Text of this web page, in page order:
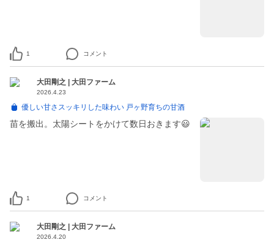
1 コメント
大田剛之 | 大田ファーム
2026.4.23
優しい甘さスッキリした味わい 戸ヶ野育ちの甘酒
苗を搬出。太陽シートをかけて数日おきます😃
1 コメント
大田剛之 | 大田ファーム
2026.4.20